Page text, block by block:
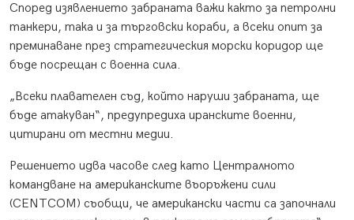
Според изявлението забраната важи както за петролни
танкери, така и за търговски кораби, а всеки опит за
преминаване през стратегическия морски коридор ще
бъде посрещан с военна сила.
„Всеки плавателен съд, който наруши забраната, ще
бъде атакуван“, предупредиха иранските военни,
цитирани от местни медии.
Решението идва часове след като Централното
командване на американските въоръжени сили
(CENTCOM) съобщи, че американски части са започнали